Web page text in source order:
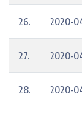
26. 2020-
27. 2020-
28. 2020-